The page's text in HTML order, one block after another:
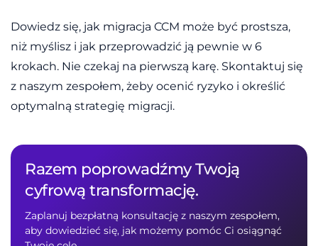
Dowiedz się, jak migracja CCM może być prostsza,
niż myślisz i jak przeprowadzić ją pewnie w 6
krokach. Nie czekaj na pierwszą karę. Skontaktuj się
z naszym zespołem, żeby ocenić ryzyko i określić
optymalną strategię migracji.
Razem poprowadźmy Twoją
cyfrową transformację.
Zaplanuj bezpłatną konsultację z naszym zespołem,
aby dowiedzieć się, jak możemy pomóc Ci osiągnąć